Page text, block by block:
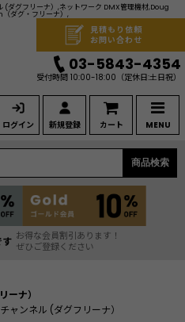
(ダグフリーナ）,ネットワーク DMX管理機材,Doug
ダグ・フリーナ）,
ログイン 新規登録 カート MENU
見積もり依頼
お問い合わせ
03-5843-4354
受付時間 10:00-18:00 （定休日:土日祝）
商品検索
お得な会員割引あります！
ぜひご登録ください
ナ）
ャンネル (ダグフリーナ）